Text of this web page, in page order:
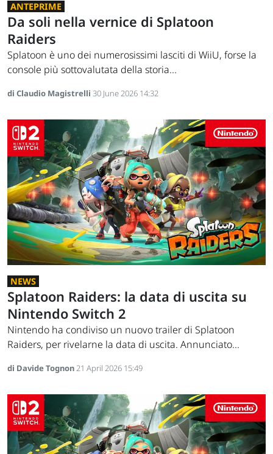
ANTEPRIME
Da soli nella vernice di Splatoon
Raiders
Splatoon è uno dei numerosissimi lasciti di WiiU, forse la
console più sottovalutata della storia...
di Claudio Magistrelli 30 June 2026 14:32
NEWS
Splatoon Raiders: la data di uscita su
Nintendo Switch 2
Nintendo ha condiviso un nuovo trailer di Splatoon
Raiders, per rivelarne la data di uscita. Annunciato...
di Davide Tognon 21 April 2026 15:49